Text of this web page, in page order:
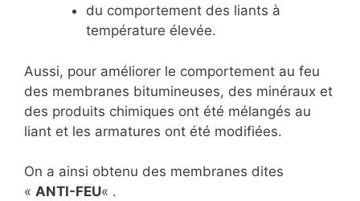
du comportement des liants à
température élevée.
Aussi, pour améliorer le comportement au feu
des membranes bitumineuses, des minéraux et
des produits chimiques ont été mélangés au
liant et les armatures ont été modifiées.
On a ainsi obtenu des membranes dites
« ANTI-FEU« .